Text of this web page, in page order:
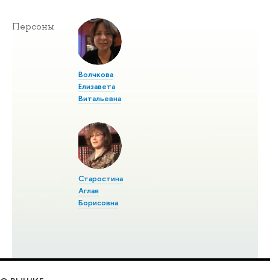
Персоны
Волчкова
Елизавета
Витальевна
Старостина
Аглая
Борисовна